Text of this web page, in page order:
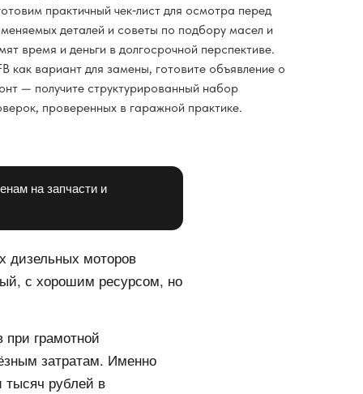
практичный чек‑лист для осмотра перед
деталей и советы по подбору масел и
время и деньги в долгосрочной перспективе.
как вариант для замены, готовите объявление о
— получите структурированный набор
проверенных в гаражной практике.
на запчасти и
дизельных моторов
с хорошим ресурсом, но
при грамотной
затратам. Именно
тысяч рублей в